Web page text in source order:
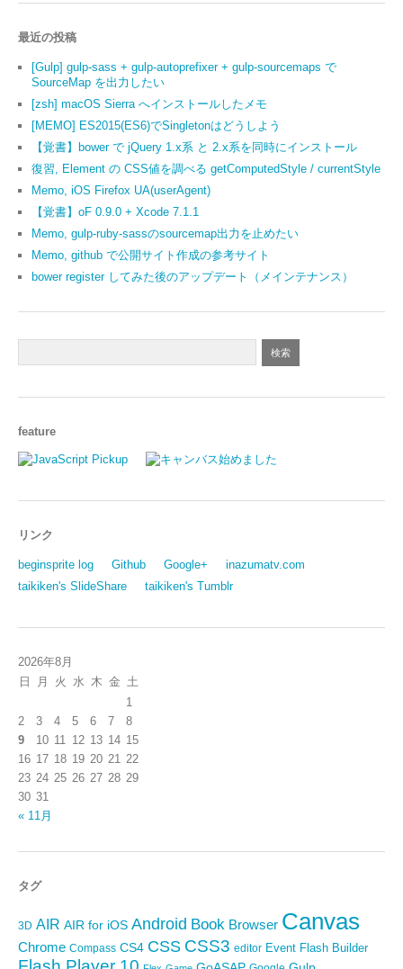
最近の投稿
[Gulp] gulp-sass + gulp-autoprefixer + gulp-sourcemaps で
SourceMap を出力したい
[zsh] macOS Sierra へインストールしたメモ
[MEMO] ES2015(ES6)でSingletonはどうしよう
【覚書】bower で jQuery 1.x系 と 2.x系を同時にインストール
復習, Element の CSS値を調べる getComputedStyle / currentStyle
Memo, iOS Firefox UA(userAgent)
【覚書】oF 0.9.0 + Xcode 7.1.1
Memo, gulp-ruby-sassのsourcemap出力を止めたい
Memo, github で公開サイト作成の参考サイト
bower register してみた後のアップデート（メインテナンス）
feature
リンク
beginsprite log Github Google+
inazumatv.com
taikiken's SlideShare
taikiken's Tumblr
2026年8月
日
月 火 水 木 金 土
1
2
3 4 5 6 7
8
9
10 11 12 13 14 15
16 17 18 19 20 21 22
23 24 25 26 27 28 29
30 31
« 11月
タグ
3D AIR AIR for iOS Android Book Browser Canvas
Chrome Compass CS4 CSS CSS3 editor Event Flash Builder